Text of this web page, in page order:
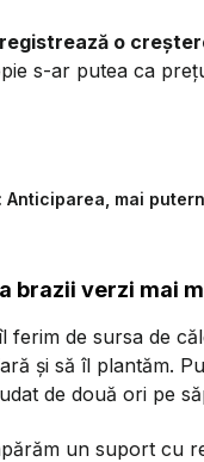
o
s-ar putea ca
mai
brazii verzi mai
de sursa de
și să îl plantăm.
de două ori pe
un suport cu